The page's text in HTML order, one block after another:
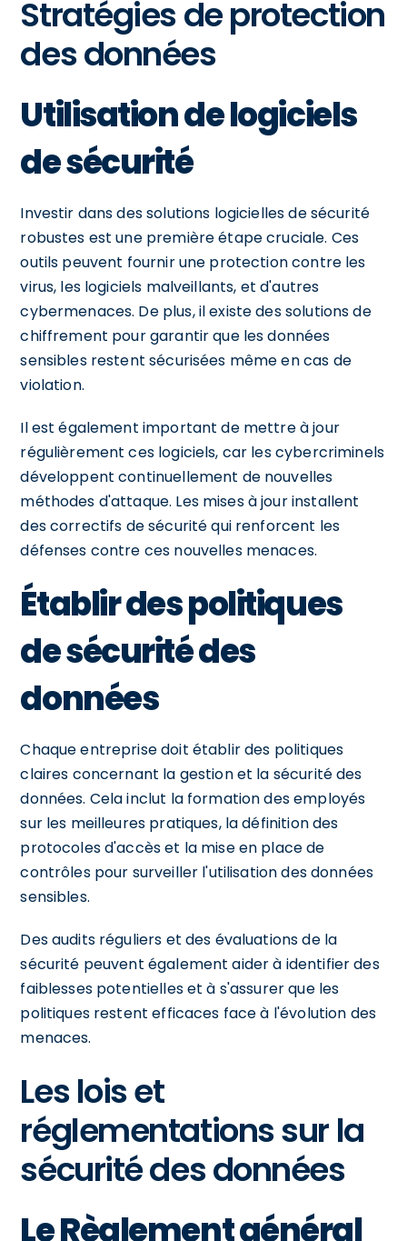
Stratégies de protection
des données
Utilisation de logiciels
de sécurité
Investir dans des solutions logicielles de sécurité
robustes est une première étape cruciale. Ces
outils peuvent fournir une protection contre les
virus, les logiciels malveillants, et d'autres
cybermenaces. De plus, il existe des solutions de
chiffrement pour garantir que les données
sensibles restent sécurisées même en cas de
violation.
Il est également important de mettre à jour
régulièrement ces logiciels, car les cybercriminels
développent continuellement de nouvelles
méthodes d'attaque. Les mises à jour installent
des correctifs de sécurité qui renforcent les
défenses contre ces nouvelles menaces.
Établir des politiques
de sécurité des
données
Chaque entreprise doit établir des politiques
claires concernant la gestion et la sécurité des
données. Cela inclut la formation des employés
sur les meilleures pratiques, la définition des
protocoles d'accès et la mise en place de
contrôles pour surveiller l'utilisation des données
sensibles.
Des audits réguliers et des évaluations de la
sécurité peuvent également aider à identifier des
faiblesses potentielles et à s'assurer que les
politiques restent efficaces face à l'évolution des
menaces.
Les lois et
réglementations sur la
sécurité des données
Le Règlement général